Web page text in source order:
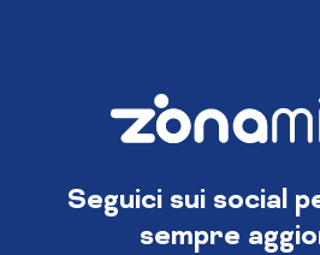
Seguici sui social
sempre